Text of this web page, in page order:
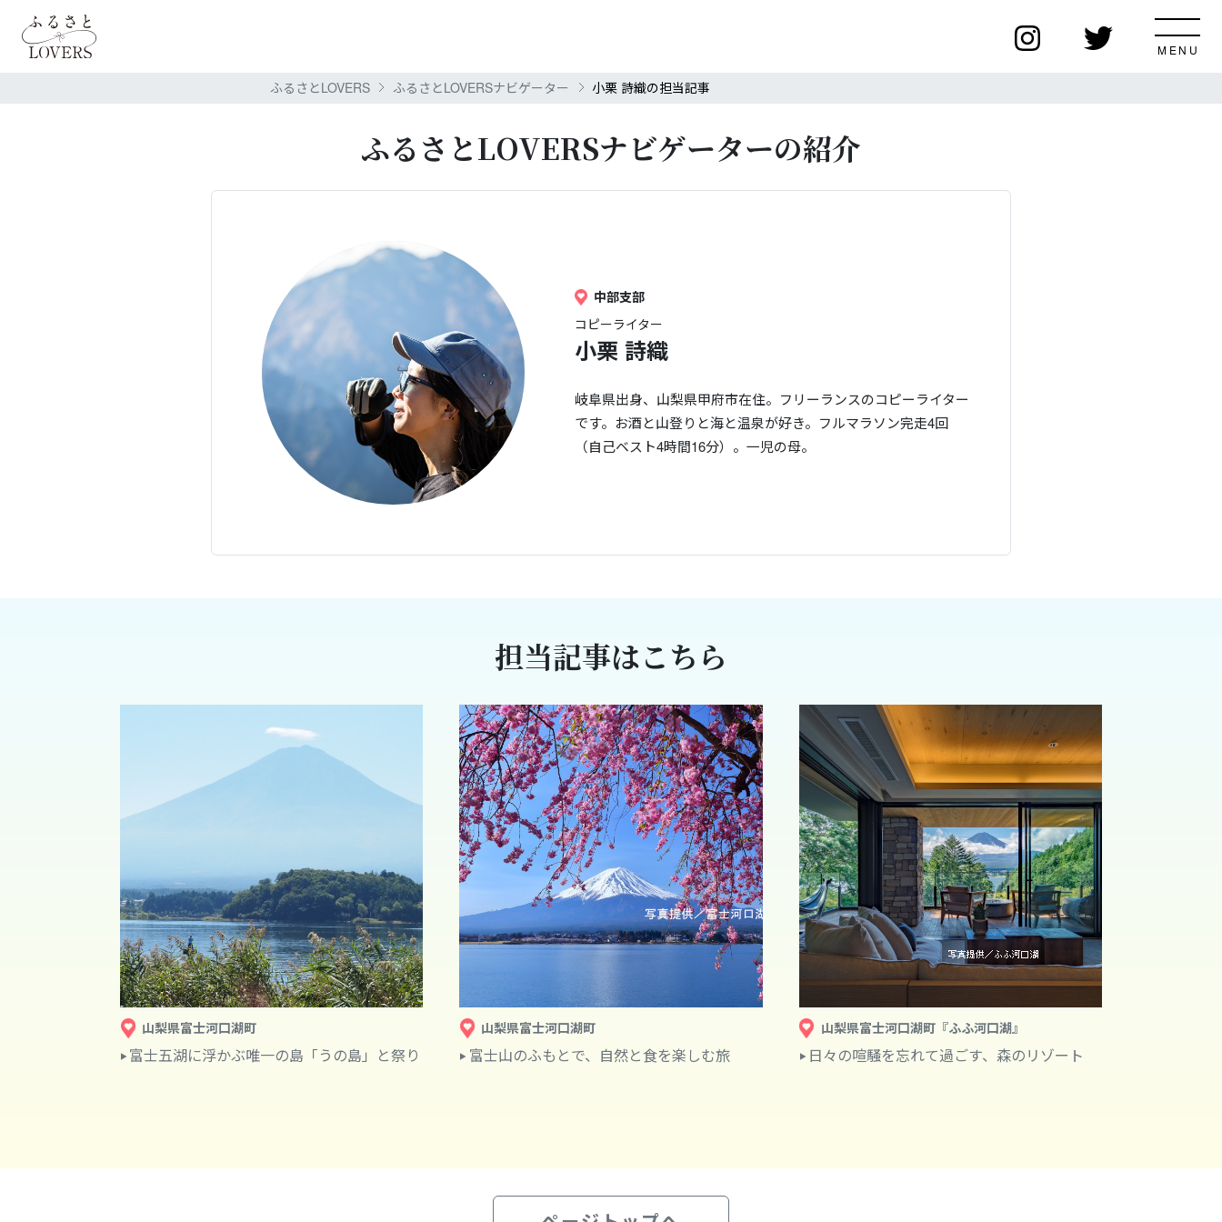
ふるさとLOVERS ふるさとLOVERSナビゲーター 小栗 詩織の担当記事
ふるさとLOVERSナビゲーターの紹介
中部支部
コピーライター
小栗 詩織
岐阜県出身、山梨県甲府市在住。フリーランスのコピーライター
です。お酒と山登りと海と温泉が好き。フルマラソン完走4回
（自己ベスト4時間16分）。一児の母。
担当記事はこちら
山梨県富士河口湖町
富士五湖に浮かぶ唯一の島「うの島」と祭り
山梨県富士河口湖町
富士山のふもとで、自然と食を楽しむ旅
山梨県富士河口湖町『ふふ河口湖』
日々の喧騒を忘れて過ごす、森のリゾート